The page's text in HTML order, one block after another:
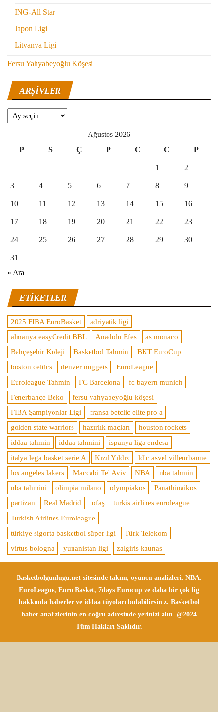
ING-All Star
Japon Ligi
Litvanya Ligi
Fersu Yahyabeyoğlu Köşesi
ARŞIVLER
Arşivler
Ağustos 2026
P
S Ç P C C P
1 2
3 4 5 6 7 8 9
10 11 12 13 14 15 16
17 18 19 20 21 22 23
24 25 26 27 28 29 30
31
« Ara
ETIKETLER
2025 FIBA EuroBasket
adriyatik ligi
almanya easyCredit BBL
Anadolu Efes
as monaco
Bahçeşehir Koleji
Basketbol Tahmin
BKT EuroCup
boston celtics
denver nuggets
EuroLeague
Euroleague Tahmin
FC Barcelona
fc bayern munich
Fenerbahçe Beko
fersu yahyabeyoğlu köşesi
FIBA Şampiyonlar Ligi
fransa betclic elite pro a
golden state warriors
hazırlık maçları
houston rockets
iddaa tahmin
iddaa tahmini
ispanya liga endesa
italya lega basket serie A
Kızıl Yıldız
ldlc asvel villeurbanne
los angeles lakers
Maccabi Tel Aviv NBA
nba tahmin
nba tahmini
olimpia milano olympiakos
Panathinaikos
partizan
Real Madrid tofaş
turkis airlines euroleague
Turkish Airlines Euroleague
türkiye sigorta basketbol süper ligi
Türk Telekom
virtus bologna
yunanistan ligi zalgiris kaunas
Basketbolgunlugu.net sitesinde takım, oyuncu analizleri, NBA,
EuroLeague, Euro Basket, 7days Eurocup ve daha bir çok lig
hakkında haberler ve iddaa tüyoları bulabilirsiniz. Basketbol
haber analizlerinin en doğru adresinde yerinizi alın. @2024
Tüm Hakları Saklıdır.